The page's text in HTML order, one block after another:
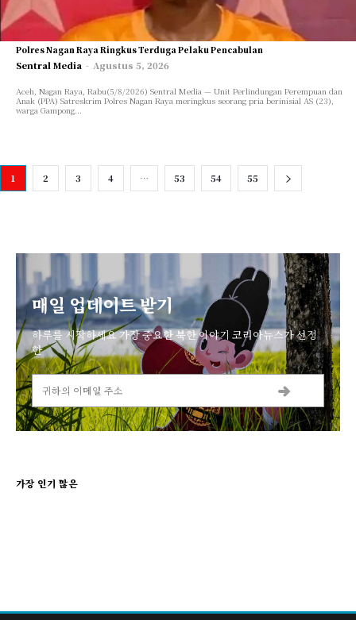
Polres Nagan Raya Ringkus Terduga Pelaku Pencabulan
Sentral Media - Agustus 5, 2026
Aceh, Nagan Raya, Rabu(5/8/2026) Sentral Media — Unit Perlindungan Perempuan dan
Anak (PPA) Satreskrim Polres Nagan Raya meringkus seorang pria berinisial AS (23),
warga Gampong...
1 2 3 4 … 53 54 55
매일 업데이트 받기
하루를 시작하세요 가장 중요한 북한 이야기 코리아뉴스가 선정
한
가장 인기 많은